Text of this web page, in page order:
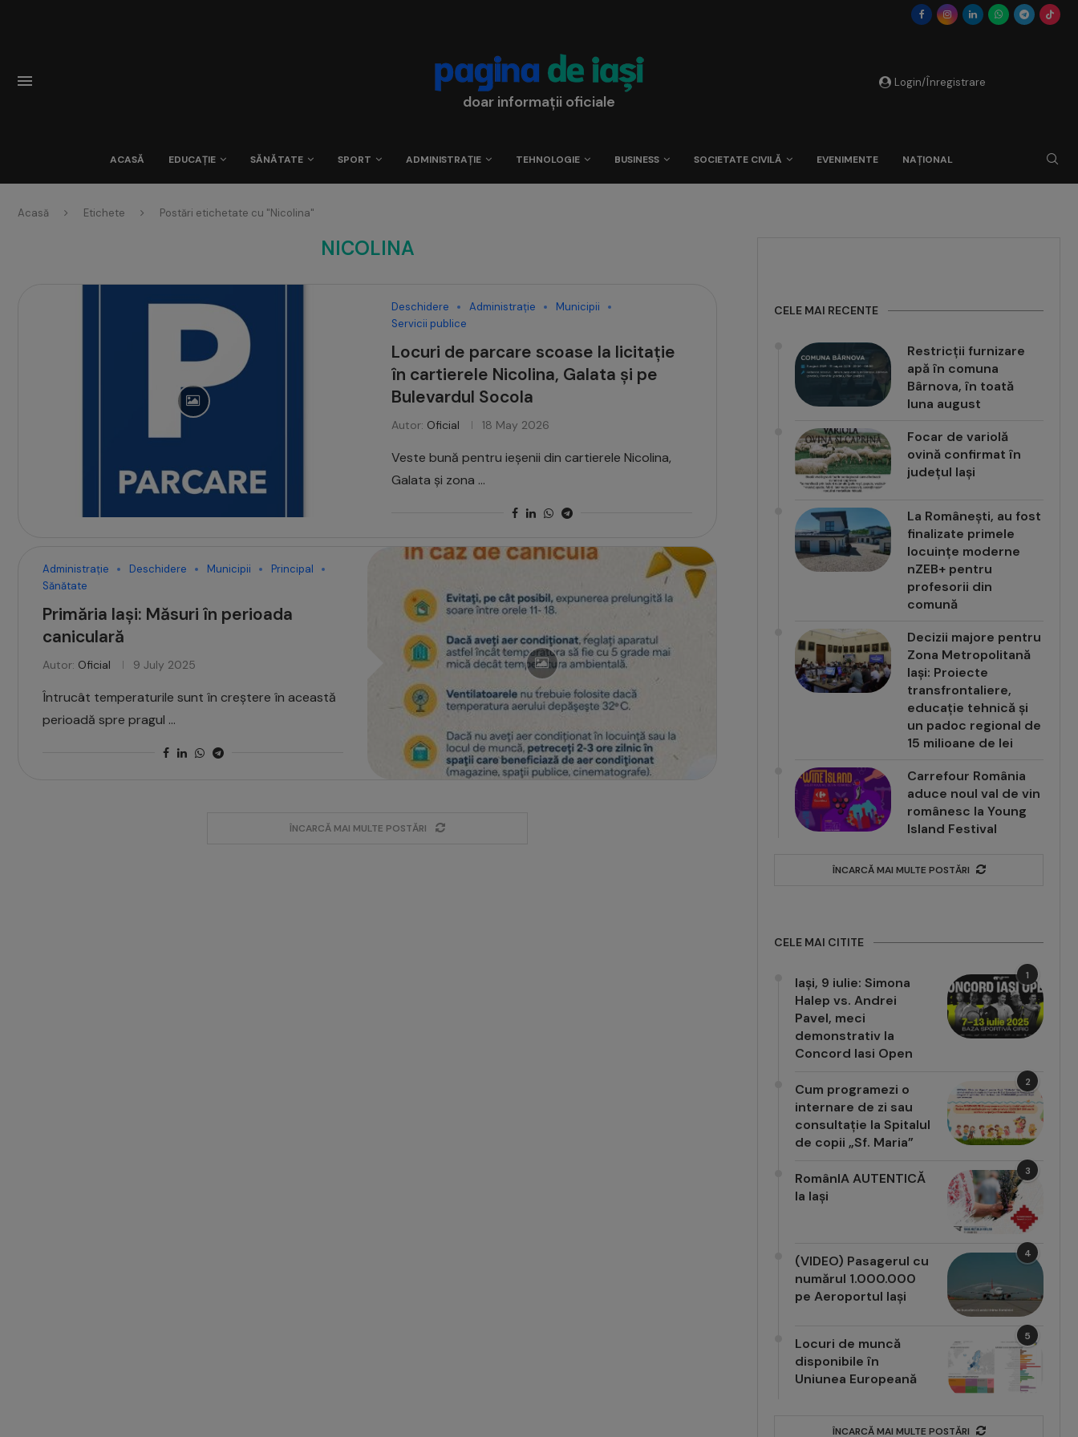
doar informații oficiale
Login/Înregistrare
ACASĂ EDUCAȚIE SĂNĂTATE SPORT ADMINISTRAȚIE TEHNOLOGIE BUSINESS SOCIETATE CIVILĂ EVENIMENTE NAȚIONAL
Acasă Etichete Postări etichetate cu "Nicolina"
NICOLINA
Deschidere Administrație
Municipii
Servicii publice
Locuri de parcare scoase la licitație
în cartierele Nicolina, Galata și pe
Bulevardul Socola
Autor: Oficial 18 May 2026
Veste bună pentru ieșenii din cartierele Nicolina,
Galata și zona …
Administrație Deschidere Municipii
Principal
Sănătate
Primăria Iași: Măsuri în perioada
caniculară
Autor: Oficial 9 July 2025
Întrucât temperaturile sunt în creștere în această
perioadă spre pragul …
ÎNCARCĂ MAI MULTE POSTĂRI
CELE MAI RECENTE
Restricții furnizare
apă în comuna
Bârnova, în toată
luna august
Focar de variolă
ovină confirmat în
județul Iași
La Românești, au fost
finalizate primele
locuințe moderne
nZEB+ pentru
profesorii din
comună
Decizii majore pentru
Zona Metropolitană
Iași: Proiecte
transfrontaliere,
educație tehnică și
un padoc regional de
15 milioane de lei
Carrefour România
aduce noul val de vin
românesc la Young
Island Festival
ÎNCARCĂ MAI MULTE POSTĂRI
CELE MAI CITITE
1
Iași, 9 iulie: Simona
Halep vs. Andrei
Pavel, meci
demonstrativ la
Concord Iasi Open
2
Cum programezi o
internare de zi sau
consultație la Spitalul
de copii „Sf. Maria”
3
RomânIA AUTENTICĂ
la Iași
4
(VIDEO) Pasagerul cu
numărul 1.000.000
pe Aeroportul Iași
5
Locuri de muncă
disponibile în
Uniunea Europeană
ÎNCARCĂ MAI MULTE POSTĂRI